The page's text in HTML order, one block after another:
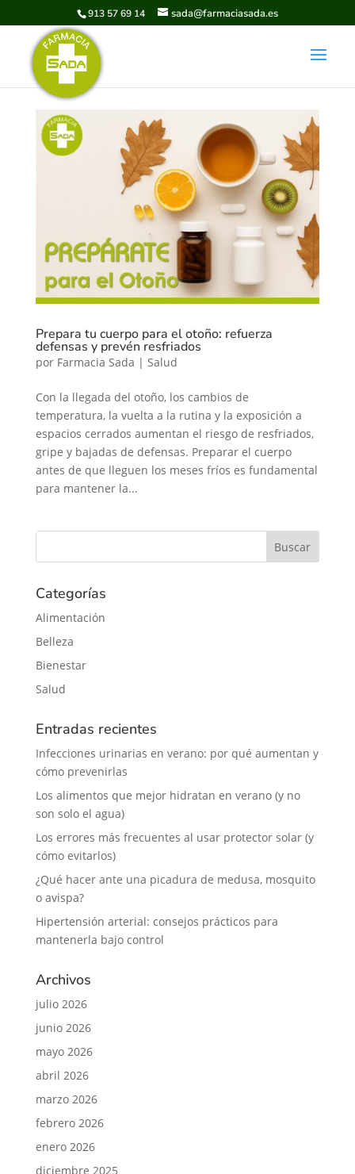
913 57 69 14 sada@farmaciasada.es
Prepara tu cuerpo para el otoño: refuerza
defensas y prevén resfriados
por Farmacia Sada | Salud
Con la llegada del otoño, los cambios de
temperatura, la vuelta a la rutina y la exposición a
espacios cerrados aumentan el riesgo de resfriados,
gripe y bajadas de defensas. Preparar el cuerpo
antes de que lleguen los meses fríos es fundamental
para mantener la...
Categorías
Alimentación
Belleza
Bienestar
Salud
Entradas recientes
Infecciones urinarias en verano: por qué aumentan y
cómo prevenirlas
Los alimentos que mejor hidratan en verano (y no
son solo el agua)
Los errores más frecuentes al usar protector solar (y
cómo evitarlos)
¿Qué hacer ante una picadura de medusa, mosquito
o avispa?
Hipertensión arterial: consejos prácticos para
mantenerla bajo control
Archivos
julio 2026
junio 2026
mayo 2026
abril 2026
marzo 2026
febrero 2026
enero 2026
diciembre 2025